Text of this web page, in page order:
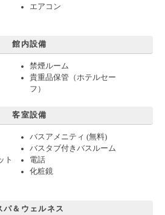
エアコン
館内設備
禁煙ルーム
貴重品保管（ホテルセー
フ）
客室設備
バスアメニティ (無料)
バスタブ付きバスルーム
ト
電話
化粧鏡
パ＆ウェルネス